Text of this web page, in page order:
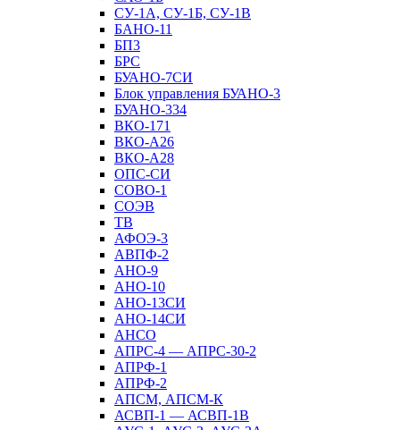
СУ-1А, СУ-1Б, СУ-1В
БАНО-11
БП3
БРС
БУАНО-7СИ
Блок управления БУАНО-3
БУАНО-334
ВКО-171
ВКО-А26
ВКО-А28
ОПС-СИ
СОВО-1
СОЭВ
ТВ
АФОЭ-3
АВПФ-2
АНО-9
АНО-10
АНО-13СИ
АНО-14СИ
АНСО
АПРС-4 — АПРС-30-2
АПРФ-1
АПРФ-2
АПСМ, АПСМ-К
АСВП-1 — АСВП-1В